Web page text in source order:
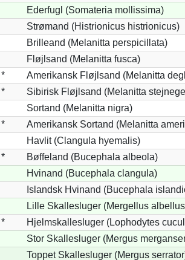
Ederfugl (Somateria mollissima)
Strømand (Histrionicus histrionicus)
Brilleand (Melanitta perspicillata)
Fløjlsand (Melanitta fusca)
*
Amerikansk Fløjlsand (Melanitta
*
Sibirisk Fløjlsand (Melanitta
Sortand (Melanitta nigra)
*
Amerikansk Sortand (Melanitta
Havlit (Clangula hyemalis)
*
Bøffeland (Bucephala albeola)
Hvinand (Bucephala clangula)
Islandsk Hvinand (Bucephala
Lille Skallesluger (Mergellus
*
Hjelmskallesluger (Lophodytes
Stor Skallesluger (Mergus
Toppet Skallesluger (Mergus